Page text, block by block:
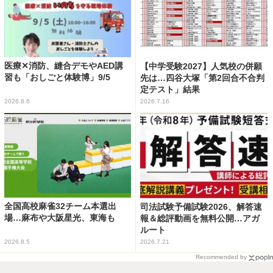
医療✕消防、縫合デモやAED講
習も「おしごと体験博」9/5
2026.8.6
【中学受験2027】人気校の併願
先は…四谷大塚「第2回合不合判
定テスト」結果
2026.7.16
全国高校麻雀32チーム本選出
場…麻布や大阪星光、東海も
2026.8.5
司法試験予備試験2026、解答速
報＆総評動画を無料公開…アガ
ルート
2026.7.21
Recommended by